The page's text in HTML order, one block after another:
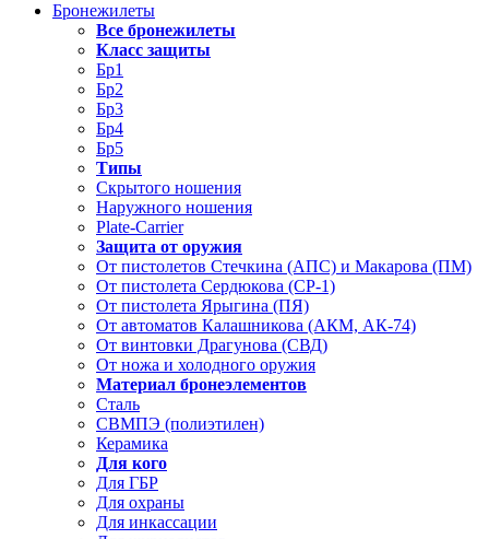
Бронежилеты
Все бронежилеты
Класс защиты
Бр1
Бр2
Бр3
Бр4
Бр5
Типы
Скрытого ношения
Наружного ношения
Plate-Carrier
Защита от оружия
От пистолетов Стечкина (АПС) и Макарова (ПМ)
От пистолета Сердюкова (СР-1)
От пистолета Ярыгина (ПЯ)
От автоматов Калашникова (АКМ, АК-74)
От винтовки Драгунова (СВД)
От ножа и холодного оружия
Материал бронеэлементов
Сталь
СВМПЭ (полиэтилен)
Керамика
Для кого
Для ГБР
Для охраны
Для инкассации